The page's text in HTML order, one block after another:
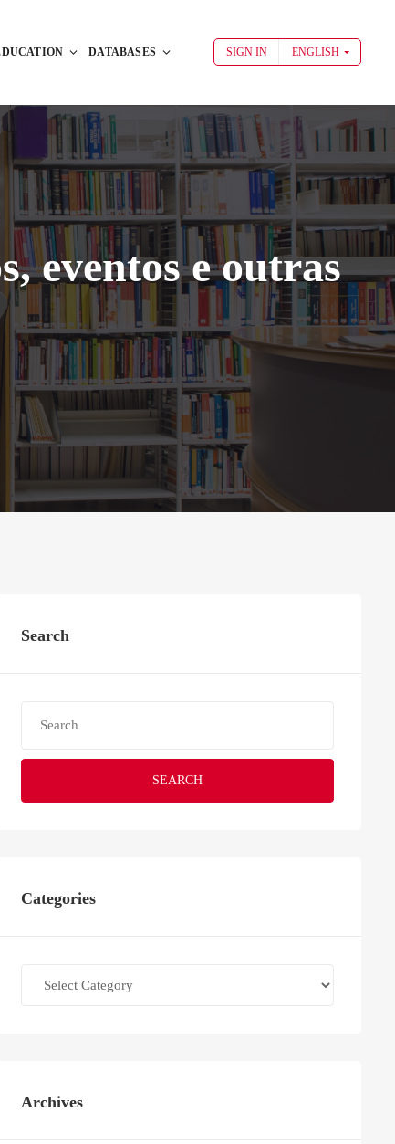
DATABASES SIGN IN ENGLISH
eventos e outras
Search
SEARCH
Categories
Archives